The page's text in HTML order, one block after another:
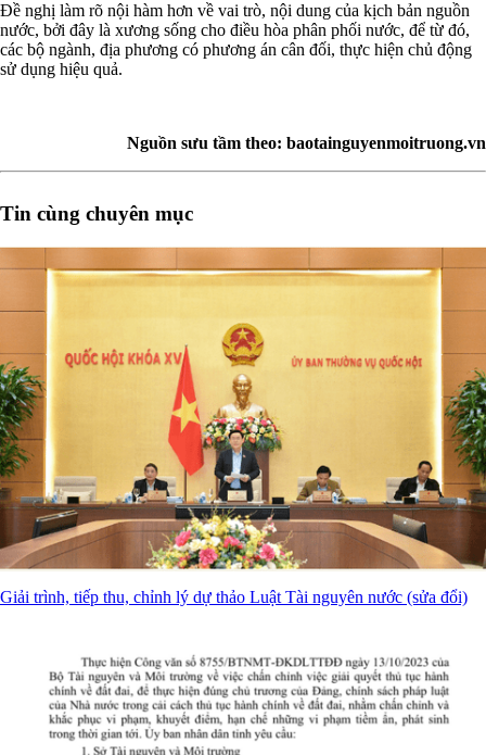
Đề nghị làm rõ nội hàm hơn về vai trò, nội dung của kịch bản nguồn
nước, bởi đây là xương sống cho điều hòa phân phối nước, để từ đó,
các bộ ngành, địa phương có phương án cân đối, thực hiện chủ động
sử dụng hiệu quả.
Nguồn sưu tầm theo: baotainguyenmoitruong.vn
Tin cùng chuyên mục
Giải trình, tiếp thu, chỉnh lý dự thảo Luật Tài nguyên nước (sửa đổi)